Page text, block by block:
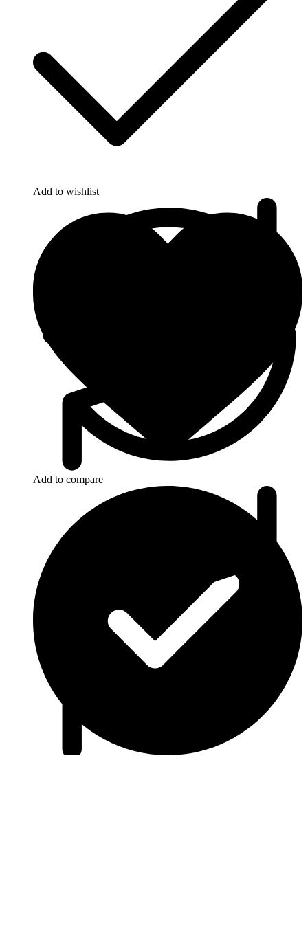
Add to wishlist
Add to compare